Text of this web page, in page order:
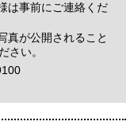
は事前にご連絡くだ
真が公開されること
さい。